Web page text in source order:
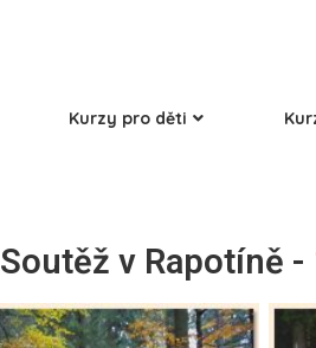
Kurzy pro děti
Soutěž v Rapotíně